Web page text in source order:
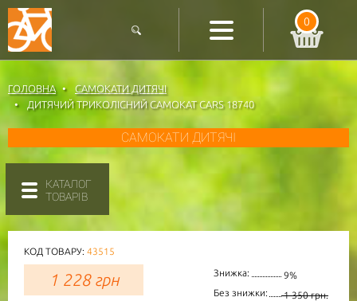
0
ГОЛОВНА
САМОКАТИ ДИТЯЧІ
ДИТЯЧИЙ ТРИКОЛІСНИЙ САМОКАТ CARS 18740
САМОКАТИ ДИТЯЧІ
КАТАЛОГ
ТОВАРІВ
КОД ТОВАРУ: 43515
1 228 грн Знижка:
9%
Без знижки:
1 350 грн.